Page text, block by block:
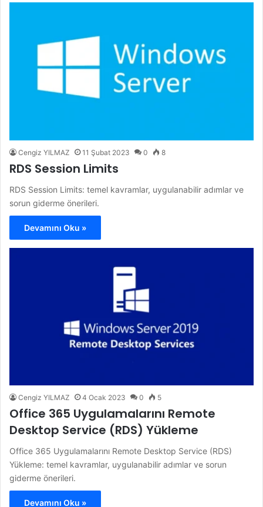
Cengiz YILMAZ 11 Şubat 2023 0 8
RDS Session Limits
RDS Session Limits: temel kavramlar, uygulanabilir adımlar ve
sorun giderme önerileri.
Devamını Oku »
Cengiz YILMAZ 4 Ocak 2023 0 5
Office 365 Uygulamalarını Remote
Desktop Service (RDS) Yükleme
Office 365 Uygulamalarını Remote Desktop Service (RDS)
Yükleme: temel kavramlar, uygulanabilir adımlar ve sorun
giderme önerileri.
Devamını Oku »